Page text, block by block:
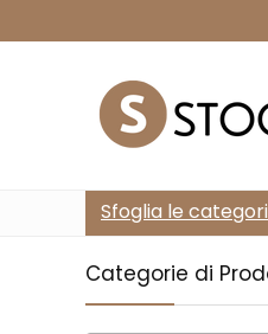
Sfoglia le
Categorie di